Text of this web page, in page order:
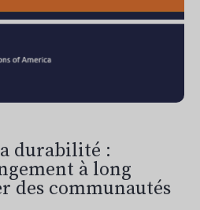
durabilité :
à long
des communautés